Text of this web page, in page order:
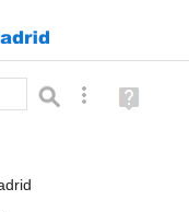
Búsqueda avanzada
Ayuda
(en